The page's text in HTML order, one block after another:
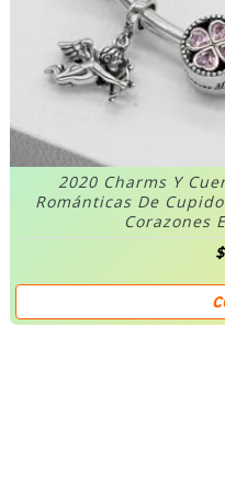
2020 Charms Y
Románticas De
Corazones